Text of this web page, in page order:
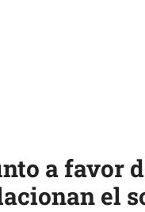
a favor
el